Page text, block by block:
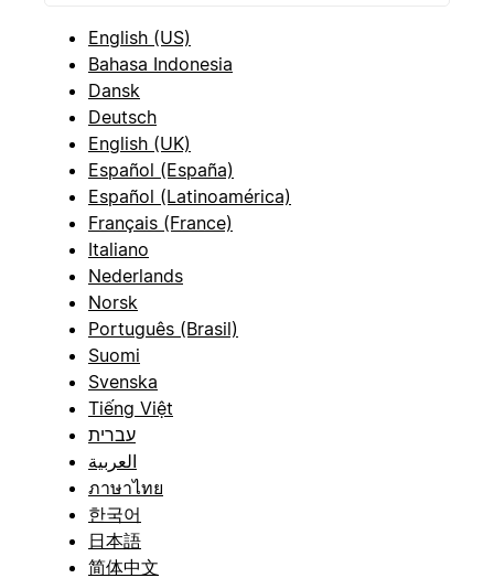
English (US)
Bahasa Indonesia
Dansk
Deutsch
English (UK)
Español (España)
Español (Latinoamérica)
Français (France)
Italiano
Nederlands
Norsk
Português (Brasil)
Suomi
Svenska
Tiếng Việt
עברית
العربية
ภาษาไทย
한국어
日本語
简体中文